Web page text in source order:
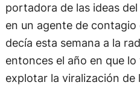
portadora de las ideas
en un agente de
decía esta semana a la
entonces el año en que
explotar la viralización de